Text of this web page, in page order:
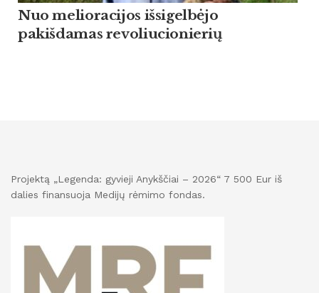
Nuo melioracijos išsigelbėjo
pakišdamas revoliucionierių
Projektą „Legenda: gyvieji Anykščiai – 2026“ 7 500 Eur iš
dalies finansuoja Medijų rėmimo fondas.